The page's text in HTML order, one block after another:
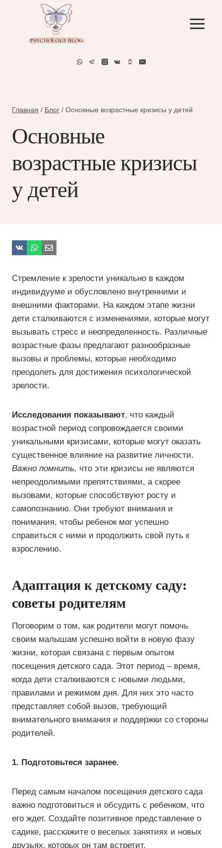
содержимому
Главная / Блог / Основные возрастные кризисы у детей
Основные
возрастные кризисы
у детей
Стремление к зрелости уникально в каждом
индивидууме и обусловлено внутренними и
внешними факторами. На каждом этапе жизни
дети сталкиваются с изменениями, которые могут
вызывать стресс и неопределенность. Различные
возрастные фазы предлагают разнообразные
вызовы и проблемы, которые необходимо
преодолеть для достижения психологической
зрелости.
Исследования показывают, что каждый
возрастной период сопровождается своими
уникальными кризисами, которые могут оказать
существенное влияние на развитие личности.
Важно помнить, что эти кризисы не являются
непреодолимыми препятствиями, а скорее
вызовами, которые способствуют росту и
самопознанию. Они требуют внимания и
понимания, чтобы ребенок мог успешно
справиться с ними и продолжить свой путь к
взрослению.
Адаптация к детскому саду:
советы родителям
Поговорим о том, как родители могут помочь
своим малышам успешно войти в новую фазу
жизни, которая связана с первым опытом
посещения детского сада. Этот период – время,
когда дети сталкиваются с новыми людьми,
правилами и режимом дня. Для них это часто
представляет собой вызов, требующий
внимательного внимания и поддержки со стороны
родителей.
1. Подготовьтеся заранее.
Перед самым началом посещения детского сада
важно подготовиться и обсудить с ребенком, что
его ждет. Создайте позитивное представление о
садике, расскажите о веселых занятиях и новых
друзьях, которых он там встретит.